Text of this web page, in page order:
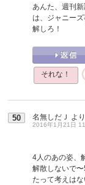
あんた、週刊
は、ジャニー
解しろ！
それな！
50 名無しだＪ より
2016年1月21日
4人のあの姿、
解散しないで
たって考えは